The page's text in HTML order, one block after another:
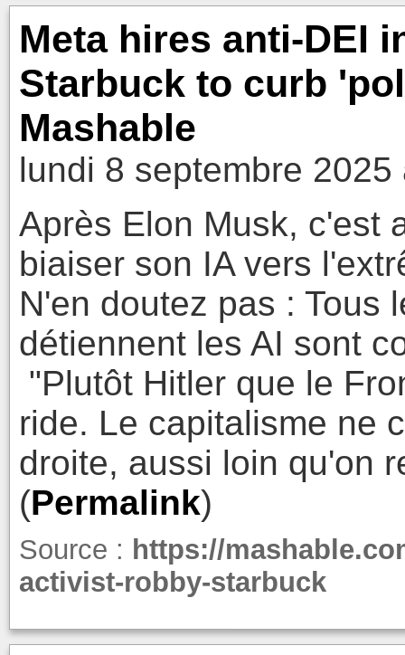
Meta hires anti-DEI
Starbuck to curb
Mashable
lundi 8 septembre 2025
Après Elon Musk, c'est
biaiser son IA vers
N'en doutez pas : Tous
détiennent les AI sont
"Plutôt Hitler que le
ride. Le capitalisme ne
droite, aussi loin qu'on
(Permalink)
Source : https://
activist-robby-starbuck